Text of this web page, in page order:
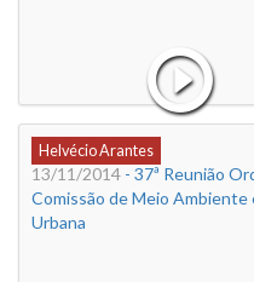
Helvécio Arantes
13/11/2014 - 37ª Reunião
Comissão de Meio Ambiente
Urbana